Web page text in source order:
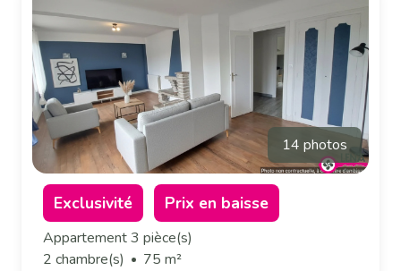
14 photos
Exclusivité Prix en baisse
Appartement 3 pièce(s)
2 chambre(s)
75 m²